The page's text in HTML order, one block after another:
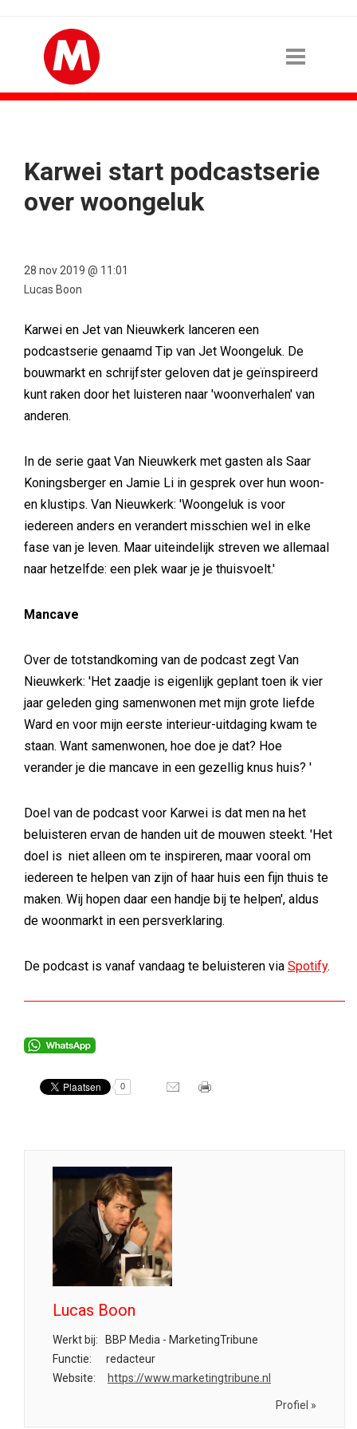
Karwei start podcastserie
over woongeluk
28 nov 2019 @ 11:01
Lucas Boon
Karwei en Jet van Nieuwkerk lanceren een
podcastserie genaamd Tip van Jet Woongeluk. De
bouwmarkt en schrijfster geloven dat je geïnspireerd
kunt raken door het luisteren naar 'woonverhalen' van
anderen.
In de serie gaat Van Nieuwkerk met gasten als Saar
Koningsberger en Jamie Li in gesprek over hun woon-
en klustips. Van Nieuwkerk: 'Woongeluk is voor
iedereen anders en verandert misschien wel in elke
fase van je leven. Maar uiteindelijk streven we allemaal
naar hetzelfde: een plek waar je je thuisvoelt.'
Mancave
Over de totstandkoming van de podcast zegt Van
Nieuwkerk: 'Het zaadje is eigenlijk geplant toen ik vier
jaar geleden ging samenwonen met mijn grote liefde
Ward en voor mijn eerste interieur-uitdaging kwam te
staan. Want samenwonen, hoe doe je dat? Hoe
verander je die mancave in een gezellig knus huis? '
Doel van de podcast voor Karwei is dat men na het
beluisteren ervan de handen uit de mouwen steekt. 'Het
doel is niet alleen om te inspireren, maar vooral om
iedereen te helpen van zijn of haar huis een fijn thuis te
maken. Wij hopen daar een handje bij te helpen', aldus
de woonmarkt in een persverklaring.
De podcast is vanaf vandaag te beluisteren via Spotify.
0
Lucas Boon
Werkt bij:
BBP Media - MarketingTribune
Functie:
redacteur
Website:
https://www.marketingtribune.nl
Profiel »